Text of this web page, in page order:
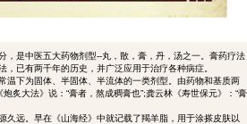
，是中医五大药物剂型--丸，散，膏，丹，汤之一。膏药疗法
已有两千年的历史，并广泛应用于治疗各种病症。
温下为固体、半固体、半流体的一类剂型。由药物和基质两
炙大法》说：“膏者，熬成稠膏也”;龚云林《寿世保元》：“膏
久远。早在《山海经》中就记载了羯羊脂，用于涂搽皮肤以